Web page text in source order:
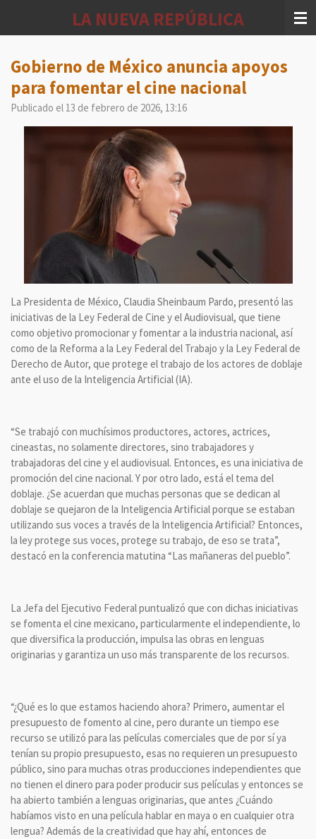
principal
LA NUEVA REPÚBLICA
Gobierno de México anuncia apoyos
para fomentar el cine nacional
Publicado el 13 de febrero de 2026, 13:16
La Presidenta de México, Claudia Sheinbaum Pardo, presentó las
iniciativas de la Ley Federal de Cine y el Audiovisual, que tiene
como objetivo promocionar y fomentar a la industria nacional, así
como de la Reforma a la Ley Federal del Trabajo y la Ley Federal de
Derecho de Autor, que protege el trabajo de los actores de doblaje
ante el uso de la Inteligencia Artificial (IA).
“Se trabajó con muchísimos productores, actores, actrices,
cineastas, no solamente directores, sino trabajadores y
trabajadoras del cine y el audiovisual. Entonces, es una iniciativa de
promoción del cine nacional. Y por otro lado, está el tema del
doblaje. ¿Se acuerdan que muchas personas que se dedican al
doblaje se quejaron de la Inteligencia Artificial porque se estaban
utilizando sus voces a través de la Inteligencia Artificial? Entonces,
la ley protege sus voces, protege su trabajo, de eso se trata”,
destacó en la conferencia matutina “Las mañaneras del pueblo”.
La Jefa del Ejecutivo Federal puntualizó que con dichas iniciativas
se fomenta el cine mexicano, particularmente el independiente, lo
que diversifica la producción, impulsa las obras en lenguas
originarias y garantiza un uso más transparente de los recursos.
“¿Qué es lo que estamos haciendo ahora? Primero, aumentar el
presupuesto de fomento al cine, pero durante un tiempo ese
recurso se utilizó para las películas comerciales que de por sí ya
tenían su propio presupuesto, esas no requieren un presupuesto
público, sino para muchas otras producciones independientes que
no tienen el dinero para poder producir sus películas y entonces se
ha abierto también a lenguas originarias, que antes ¿Cuándo
habíamos visto en una película hablar en maya o en cualquier otra
lengua? Además de la creatividad que hay ahí, entonces de